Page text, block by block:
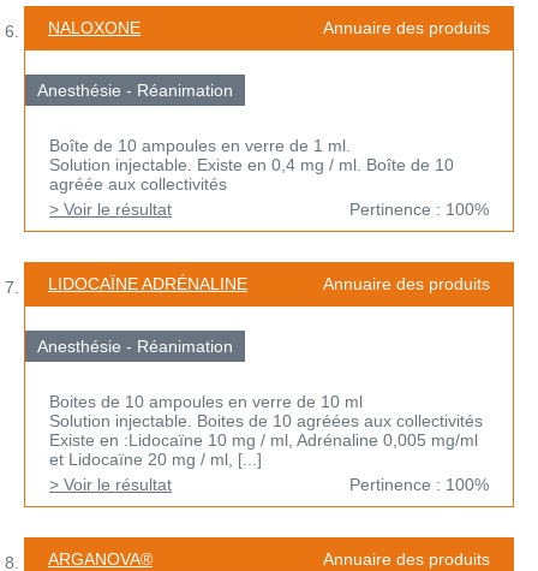
NALOXONE Annuaire des produits
Anesthésie - Réanimation
Boîte de 10 ampoules en verre de 1 ml.
Solution injectable. Existe en 0,4 mg / ml. Boîte de 10
agréée aux collectivités
> Voir le résultat
Pertinence : 100%
LIDOCAÏNE ADRÉNALINE Annuaire des produits
Anesthésie - Réanimation
Boites de 10 ampoules en verre de 10 ml
Solution injectable. Boites de 10 agréées aux collectivités
Existe en :Lidocaïne 10 mg / ml, Adrénaline 0,005 mg/ml
et Lidocaïne 20 mg / ml, [...]
> Voir le résultat
Pertinence : 100%
ARGANOVA® Annuaire des produits